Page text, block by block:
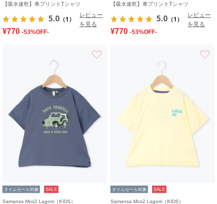
【吸水速乾】車プリントTシャツ
5.0 （1）
レビュー
を見る
¥770 -53%OFF-
【吸水速乾】車プリントTシャツ
5.0 （1）
レビュー
を見る
¥770 -53%OFF-
タイムセール対象 SALE
Samansa Mos2 Lagom（KIDS）
タイムセール対象 SALE
Samansa Mos2 Lagom（KIDS）